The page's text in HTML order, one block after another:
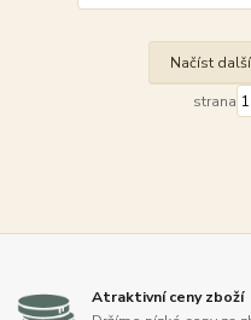
Načíst
strana
Atraktivní ceny zboží